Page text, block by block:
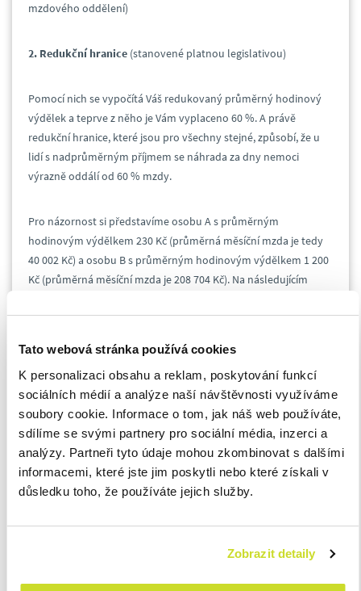
Tato webová stránka používá cookies
K personalizaci obsahu a reklam, poskytování funkcí
sociálních médií a analýze naší návštěvnosti využíváme
soubory cookie. Informace o tom, jak náš web používáte,
sdílíme se svými partnery pro sociální média, inzerci a
analýzy. Partneři tyto údaje mohou zkombinovat s dalšími
informacemi, které jste jim poskytli nebo které získali v
důsledku toho, že používáte jejich služby.
Zobrazit detaily
mzdového oddělení)
2. Redukční hranice (stanovené platnou legislativou)
Pomocí nich se vypočítá Váš redukovaný průměrný hodinový
výdělek a teprve z něho je Vám vyplaceno 60 %. A právě
redukční hranice, které jsou pro všechny stejné, způsobí, že u
lidí s nadprůměrným příjmem se náhrada za dny nemoci
výrazně oddálí od 60 % mzdy.
Pro názornost si představíme osobu A s průměrným
hodinovým výdělkem 230 Kč (průměrná měsíční mzda je tedy
40 002 Kč) a osobu B s průměrným hodinovým výdělkem 1 200
Kč (průměrná měsíční mzda je 208 704 Kč). Na následujícím
průměrného výdělku a hodinovou odměnou při použití